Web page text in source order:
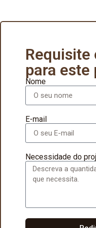
para este
Nome
E-mail
Necessidade do